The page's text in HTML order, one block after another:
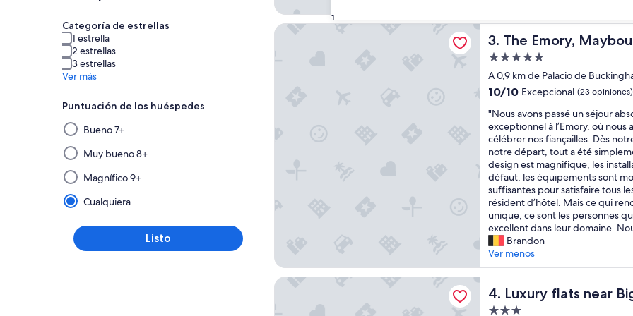
31
Categoría de estrellas
1 estrella
2 estrellas
3 estrellas
Ver más
Puntuación de los huéspedes
Al
seleccionar
y
aplicar
un
filtro
de
este
grupo,
Bueno 7+
Muy bueno 8+
Magnífico 9+
Cualquiera
Listo
a
f
.
"
3. The Emory,
The Emory, Maybourne
Propiedad
de
5.0
A 0,9 km de Palacio de
10.0
10,
Excepcional,
(23
opiniones)
10/10 Excepcional (23 opiniones)
"
N
o
u
s
a
v
o
n
s
p
a
s
s
é
"Nous avons passé un séjour
exceptionnel à l’Emory, où nous
célébrer nos fiançailles. Dès
notre départ, tout a été
design est magnifique, les
défaut, les équipements sont
suffisantes pour satisfaire tous
résident d’hôtel. Mais ce qui
unique, ce sont les personnes
excellent dans leur domaine.
Brandon
Ver menos
The Emory, Maybourne
4. Luxury flats near
Luxury flats near Big Ben
Propiedad
Luxury flats near Big Ben and London Eye